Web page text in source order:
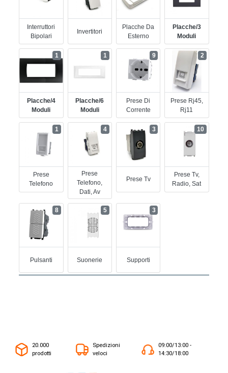
Interruttori
Bipolari
Invertitori
Placche Da
Esterno
Placche/3
Moduli
Placche/4
Moduli
1
Placche/6
Moduli
1
Prese Di
Corrente
9
Prese Rj45,
Rj11
2
Prese
Telefono
1
Prese
Telefono,
Dati, Av
4
Prese Tv
3
Prese Tv,
Radio, Sat
10
Pulsanti
8
Suonerie
5
Supporti
3
20.000
prodotti
Spedizioni
veloci
09:00/13:00 -
14:30/18:00